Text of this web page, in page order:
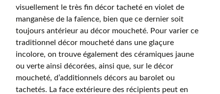
visuellement le très fin décor tacheté en violet de
manganèse de la faïence, bien que ce dernier soit
toujours antérieur au décor moucheté. Pour varier ce
traditionnel décor moucheté dans une glaçure
incolore, on trouve également des céramiques jaune
ou verte ainsi décorées, ainsi que, sur le décor
moucheté, d’additionnels décors au barolet ou
tachetés. La face extérieure des récipients peut en